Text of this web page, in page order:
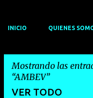
INICIO QUIENES
Mostrando las
AMBEV
VER TODO